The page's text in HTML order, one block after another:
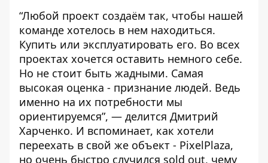
“Любой проект создаём так, чтобы нашей
команде хотелось в нем находиться.
Купить или эксплуатировать его. Во всех
проектах хочется оставить немного себе.
Но не стоит быть жадными. Самая
высокая оценка - признание людей. Ведь
именно на их потребности мы
ориентируемся”, — делится Дмитрий
Харченко. И вспоминает, как хотели
переехать в свой же объект - PixelPlaza,
но очень быстро случился sold out, чему